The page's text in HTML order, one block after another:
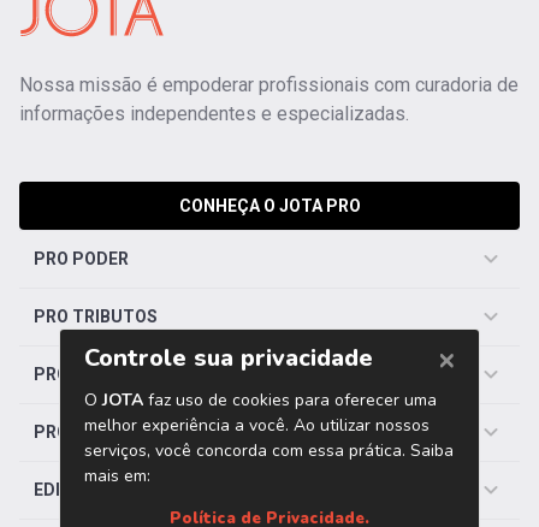
Nossa missão é empoderar profissionais com curadoria de
informações independentes e especializadas.
CONHEÇA O JOTA PRO
PRO PODER
PRO TRIBUTOS
PRO TRABALHISTA
PRO SAÚDE
EDITORIAS